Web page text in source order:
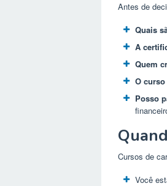
Antes de
Quais
A
Quem
O
Posso
Cursos de
Você